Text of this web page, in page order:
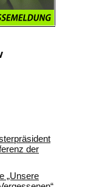
der
„Unsere